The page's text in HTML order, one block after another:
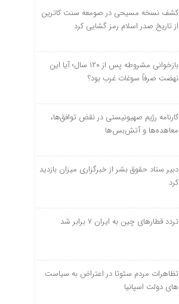
کشف نسخه‌ مسیحی در صومعه سنت کاترین
از تاریخ صدر اسلام رمز گشایی کرد
بازخوانی مشروطه پس از ۱۲۰ سال؛ آیا این
نهضت صرفاً سوغات غرب بود؟
کارنامه رژیم صهیونیستی در نقض توافق‌ها،
معاهده‌ها و آتش‌بس‌ها
دبیر ستاد حقوق بشر از خبرگزاری میزان بازدید
کرد
تردد قطارهای چین به ایران ۷ برابر شد
تظاهرات مردم سئوتا در اعتراض به سیاست
های دولت اسپانیا